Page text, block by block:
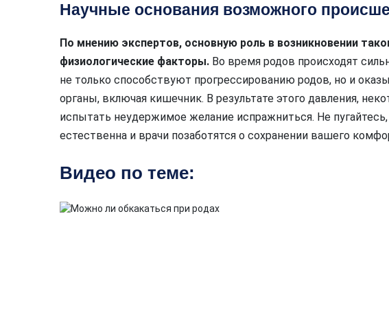
Научные основания возможного
По мнению экспертов, основную роль в возникновении
физиологические факторы. Во время родов происходят
не только способствуют прогрессированию родов, но и
органы, включая кишечник. В результате этого давления,
испытать неудержимое желание испражниться. Не
естественна и врачи позаботятся о сохранении вашего
Видео по теме: